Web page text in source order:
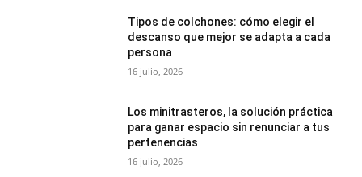
Tipos de colchones: cómo elegir el
descanso que mejor se adapta a cada
persona
16 julio, 2026
Los minitrasteros, la solución práctica
para ganar espacio sin renunciar a tus
pertenencias
16 julio, 2026